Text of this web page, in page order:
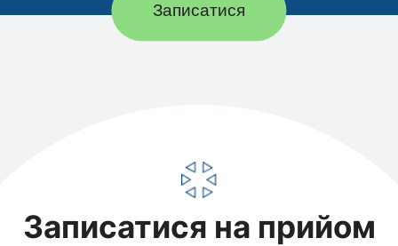
Записатися
Записатися на прийом